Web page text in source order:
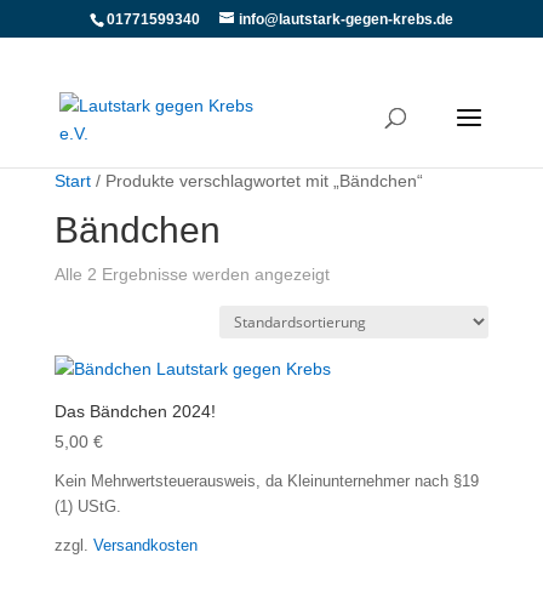
01771599340 info@lautstark-gegen-krebs.de
Start/ Produkte verschlagwortet mit „Bändchen“
Bändchen
Alle 2 Ergebnisse werden angezeigt
Das Bändchen 2024!
5,00 €
Kein Mehrwertsteuerausweis, da Kleinunternehmer nach §19
(1) UStG.
zzgl. Versandkosten